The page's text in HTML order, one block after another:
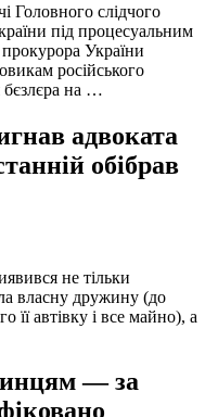
Головного слідчого
під процесуальним
України
російського
бєзлєра на …
адвоката
обібрав
не тільки
власну дружину (до
її автівку і все майно), а
— за